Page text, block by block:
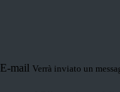
E-mail Verrà inviato un